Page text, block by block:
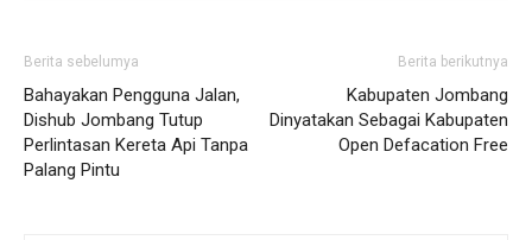
Berita sebelumya
Bahayakan Pengguna Jalan,
Dishub Jombang Tutup
Perlintasan Kereta Api Tanpa
Palang Pintu
Berita berikutnya
Kabupaten Jombang
Dinyatakan Sebagai Kabupaten
Open Defacation Free